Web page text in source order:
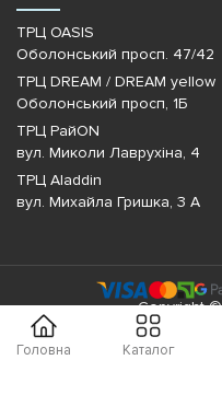
Головна Каталог
ТРЦ OASIS
Оболонський просп. 47/42
ТРЦ DREAM / DREAM yellow
Оболонський просп, 1Б
ТРЦ РайON
вул. Миколи Лаврухіна, 4
ТРЦ Aladdin
вул. Михайла Гришка, 3 А
Copyright